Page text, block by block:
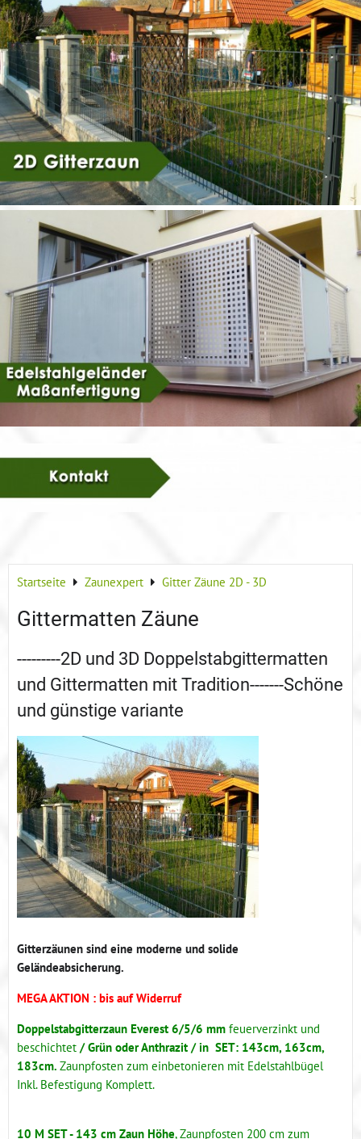
Startseite Zaunexpert Gitter Zäune 2D - 3D
Gittermatten Zäune
---------2D und 3D Doppelstabgittermatten
und Gittermatten mit Tradition-------Schöne
und günstige variante
Gitterzäunen sind eine moderne und solide
Geländeabsicherung.
MEGA AKTION : bis auf Widerruf
Doppelstabgitterzaun Everest 6/5/6 mm feuerverzinkt und
beschichtet / Grün oder Anthrazit / in SET: 143cm, 163cm,
183cm. Zaunpfosten zum einbetonieren mit Edelstahlbügel
Inkl. Befestigung Komplett.
10 M SET - 143 cm Zaun Höhe, Zaunpfosten 200 cm zum